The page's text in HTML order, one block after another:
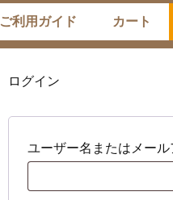
ご利用ガイド カート
ログイン
ユーザー名またはメール